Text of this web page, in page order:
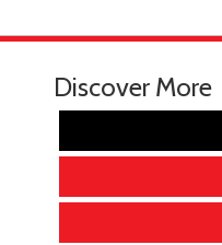
Discover More